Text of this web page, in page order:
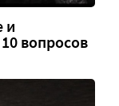
и
вопросов